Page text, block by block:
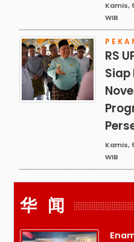
Kamis,
WIB
RS
Siap
Kamis,
WIB
华 闻